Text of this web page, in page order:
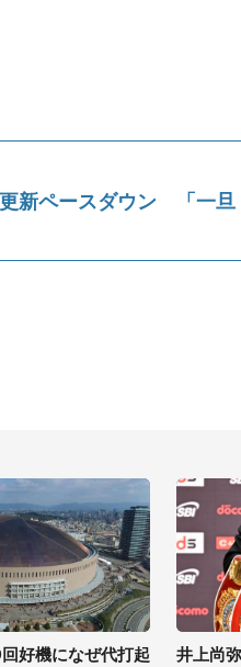
新ペースダウン 「一旦
回好機になぜ代打起
井上尚